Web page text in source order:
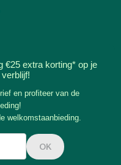
€25 extra korting* op je
en profiteer van de
welkomstaanbieding.
OK